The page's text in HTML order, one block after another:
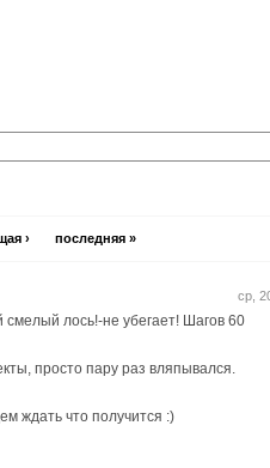
› последняя »
ср,
лось!-не убегает! Шагов 60
просто пару раз вляпывался.
ждать что получится :)